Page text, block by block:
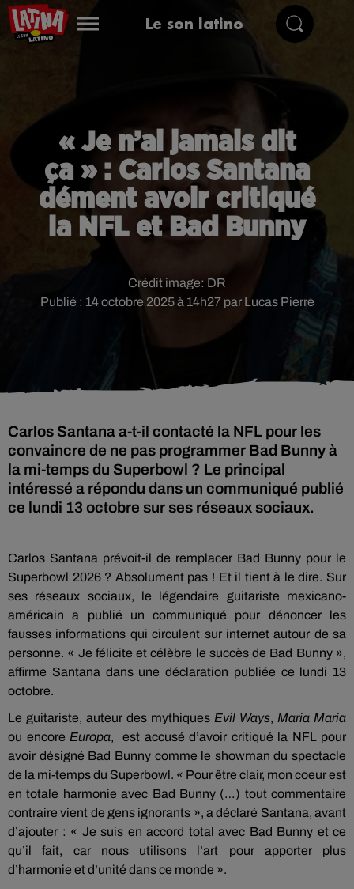
Le son latino
« Je n’ai jamais dit
ça » : Carlos Santana
dément avoir critiqué
la NFL et Bad Bunny
Publié : 14 octobre 2025 à 14h27 par Lucas Pierre
Crédit image: DR
Carlos Santana a-t-il contacté la NFL pour les
convaincre de ne pas programmer Bad Bunny à
la mi-temps du Superbowl ? Le principal
intéressé a répondu dans un communiqué publié
ce lundi 13 octobre sur ses réseaux sociaux.
Carlos Santana prévoit-il de remplacer Bad Bunny pour le
Superbowl 2026 ? Absolument pas ! Et il tient à le dire. Sur
ses réseaux sociaux, le légendaire guitariste mexicano-
américain a publié un communiqué pour dénoncer les
fausses informations qui circulent sur internet autour de sa
personne. « Je félicite et célèbre le succès de Bad Bunny »,
affirme Santana dans une déclaration publiée ce lundi 13
octobre.
Le guitariste, auteur des mythiques Evil Ways, Maria Maria
ou encore Europa,
est accusé d’avoir critiqué la NFL pour
avoir désigné Bad Bunny comme le showman du spectacle
de la mi-temps du Superbowl. « Pour être clair, mon coeur est
en totale harmonie avec Bad Bunny (…) tout commentaire
contraire vient de gens ignorants », a déclaré Santana, avant
d’ajouter : « Je suis en accord total avec Bad Bunny et ce
qu’il fait, car nous utilisons l’art pour apporter plus
d’harmonie et d’unité dans ce monde ».